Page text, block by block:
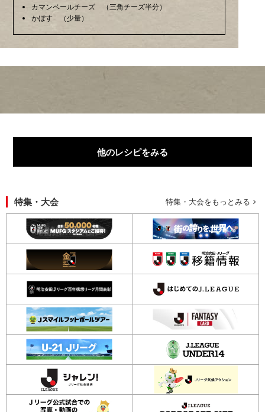
カマンベールチーズ （三角チーズ半分）
かぼす （少量）
他のレシピをみる
特集・大会 特集・大会をもっとみる